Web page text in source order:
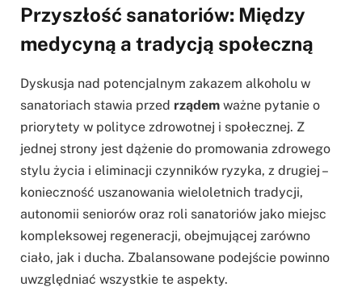
Przyszłość sanatoriów: Między
medycyną a tradycją społeczną
Dyskusja nad potencjalnym zakazem alkoholu w
sanatoriach stawia przed rządem ważne pytanie o
priorytety w polityce zdrowotnej i społecznej. Z
jednej strony jest dążenie do promowania zdrowego
stylu życia i eliminacji czynników ryzyka, z drugiej –
konieczność uszanowania wieloletnich tradycji,
autonomii seniorów oraz roli sanatoriów jako miejsc
kompleksowej regeneracji, obejmującej zarówno
ciało, jak i ducha. Zbalansowane podejście powinno
uwzględniać wszystkie te aspekty.